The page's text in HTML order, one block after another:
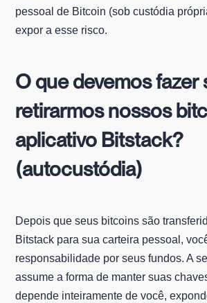
pessoal de Bitcoin (sob custódia
expor a esse risco.
O que devemos fazer
retirarmos nossos
aplicativo Bitstack?
(autocustódia)
Depois que seus bitcoins são
Bitstack para sua carteira pessoal,
responsabilidade por seus fundos. A
assume a forma de manter suas
depende inteiramente de você,